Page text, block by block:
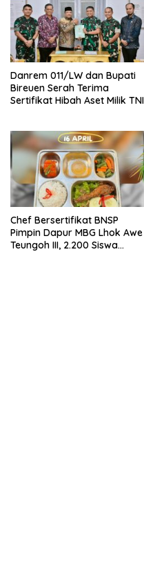
Danrem 011/LW dan Bupati
Bireuen Serah Terima
Sertifikat Hibah Aset Milik TNI
Chef Bersertifikat BNSP
Pimpin Dapur MBG Lhok Awe
Teungoh III, 2.200 Siswa